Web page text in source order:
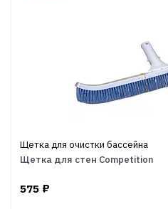
Щетка для очистки бассейна
Щетка для стен Competition
575 ₽